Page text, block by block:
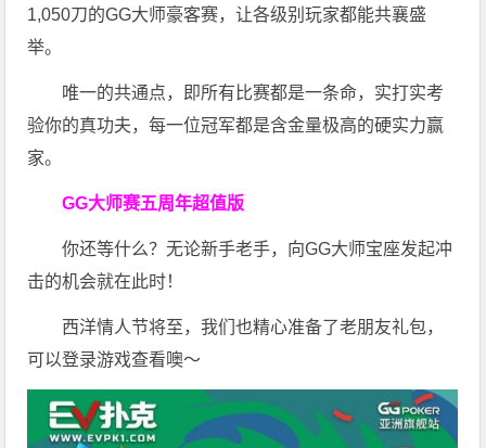
1,050刀的GG大师豪客赛，让各级别玩家都能共襄盛
举。
唯一的共通点，即所有比赛都是一条命，实打实考
验你的真功夫，每一位冠军都是含金量极高的硬实力赢
家。
GG大师赛五周年超值版
你还等什么？无论新手老手，向GG大师宝座发起冲
击的机会就在此时！
西洋情人节将至，我们也精心准备了老朋友礼包，
可以登录游戏查看噢～